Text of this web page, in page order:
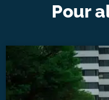
Pour